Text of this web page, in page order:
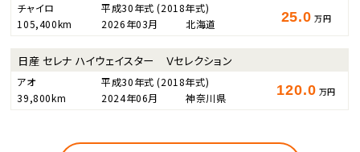
チャイロ 平成30年式(2018年式)
105,400km
2026年03月 北海道 25.0 万円
日産 セレナ ハイウェイスター Ｖセレクション
アオ 平成30年式(2018年式)
39,800km
2024年06月 神奈川県 120.0 万円